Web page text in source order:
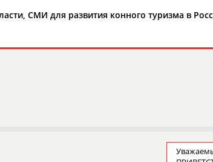
СМИ для развития конного туризма в